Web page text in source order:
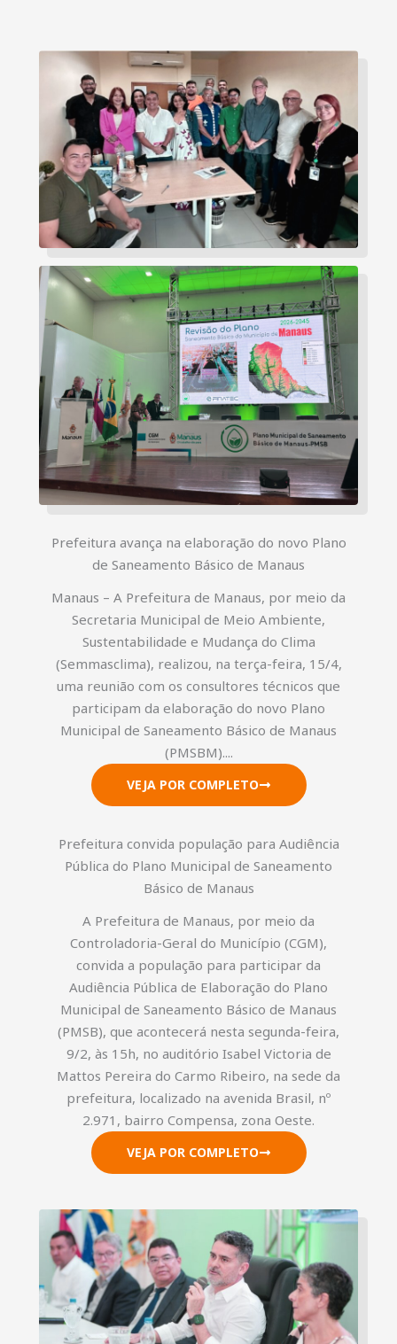
Prefeitura avança na elaboração do novo Plano
de Saneamento Básico de Manaus
Manaus – A Prefeitura de Manaus, por meio da
Secretaria Municipal de Meio Ambiente,
Sustentabilidade e Mudança do Clima
(Semmasclima), realizou, na terça-feira, 15/4,
uma reunião com os consultores técnicos que
participam da elaboração do novo Plano
Municipal de Saneamento Básico de Manaus
(PMSBM)....
VEJA POR COMPLETO
Prefeitura convida população para Audiência
Pública do Plano Municipal de Saneamento
Básico de Manaus
A Prefeitura de Manaus, por meio da
Controladoria-Geral do Município (CGM),
convida a população para participar da
Audiência Pública de Elaboração do Plano
Municipal de Saneamento Básico de Manaus
(PMSB), que acontecerá nesta segunda-feira,
9/2, às 15h, no auditório Isabel Victoria de
Mattos Pereira do Carmo Ribeiro, na sede da
prefeitura, localizado na avenida Brasil, nº
2.971, bairro Compensa, zona Oeste.
VEJA POR COMPLETO